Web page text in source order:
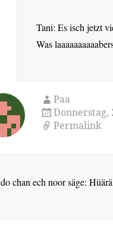
Tani: Es isch jetzt
Was
Paa
Donnerstag,
Permalink
do chan ech noor säge: